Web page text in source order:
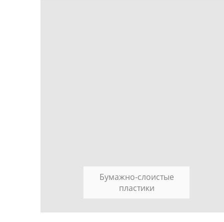
Бумажно-слоистые
пластики